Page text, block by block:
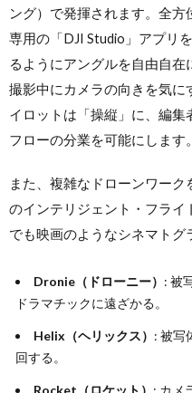
ング）で発揮されます。全
専用の「DJI Studio」アプリ
るようにアングルを自由自在
撮影中にカメラの向きを気
イロットは「操縦」に、編集
フローの分業を可能にします。
また、複雑なドローンワー
のインテリジェント・フラ
でも映画のようなシネマトグ
Dronie（ドローニー） : 被
ドラマチックに遠ざかる。
Helix（ヘリックス） : 被写
回する。
Rocket（ロケット） : カメ